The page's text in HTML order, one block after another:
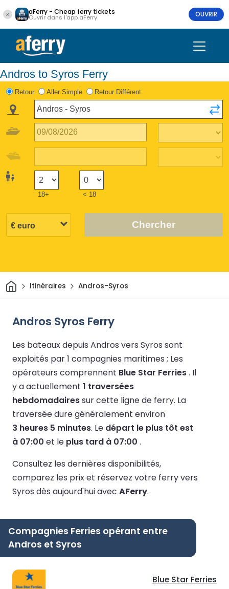
aFerry - Cheap ferry tickets
Ouvrir dans l'app aFerry OUVRIR
Andros to Syros Ferry
Retour Aller Simple Retour Différent
18+ < 18
Chercher
Maison
Itinéraires Andros-Syros
Andros Syros Ferry
Les bateaux depuis Andros vers Syros sont
exploités par 1 compagnies maritimes ; Les
opérateurs comprennent Blue Star Ferries. Il
y a actuellement 1 traversées
hebdomadairessur cette ligne de ferry. La
traversée dure généralement environ
3 heures 5 minutes. Le départ le plus tôt est
à 07:00 et le plus tard à 07:00 .
Consultez les dernières disponibilités,
comparez les prix et réservez votre ferry vers
Syros dès aujourd'hui avec AFerry.
Compagnies Ferries opérant entre
Andros et Syros
Blue Star Ferries